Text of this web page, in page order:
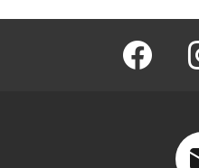
facebook